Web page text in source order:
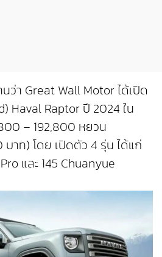
ว่า Great Wall Motor ได้เปิด
Haval Raptor ปี 2024 ใน
– 192,800 หยวน
าท) โดย เปิดตัว 4 รุ่น ได้แก่
และ 145 Chuanyue